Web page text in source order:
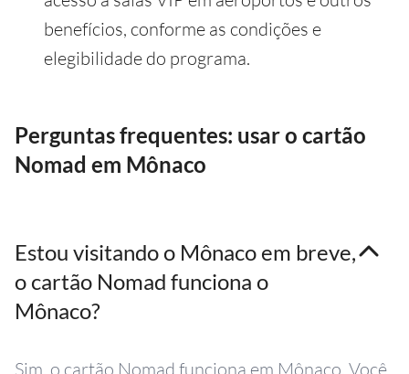
benefícios, conforme as condições e
elegibilidade do programa.
Perguntas frequentes: usar o cartão
Nomad em Mônaco
Estou visitando o Mônaco em breve,
o cartão Nomad funciona o
Mônaco?
Sim, o cartão Nomad funciona em Mônaco. Você